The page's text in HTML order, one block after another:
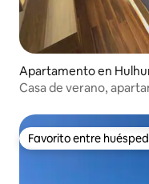
Apartamento en
Casa de verano,
Favorito entre
Favorito entre